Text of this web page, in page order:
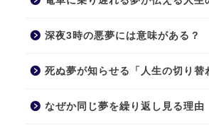
深夜3時の悪夢には意味がある？
死ぬ夢が知らせる「人生の切り替
なぜか同じ夢を繰り返し見る理由